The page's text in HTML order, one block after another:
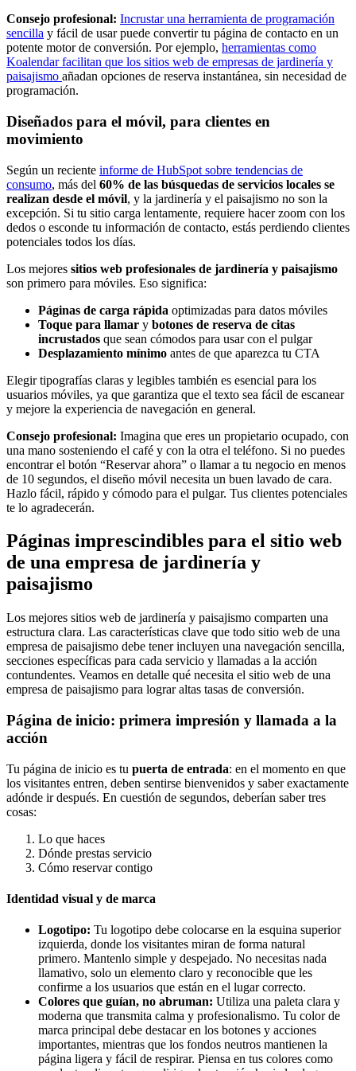
Consejo profesional: Incrustar una herramienta de programación
sencilla y fácil de usar puede convertir tu página de contacto en un
potente motor de conversión. Por ejemplo, herramientas como
Koalendar facilitan que los sitios web de empresas de jardinería y
paisajismo añadan opciones de reserva instantánea, sin necesidad de
programación.
Diseñados para el móvil, para clientes en
movimiento
Según un reciente informe de HubSpot sobre tendencias de
consumo, más del 60% de las búsquedas de servicios locales se
realizan desde el móvil, y la jardinería y el paisajismo no son la
excepción. Si tu sitio carga lentamente, requiere hacer zoom con los
dedos o esconde tu información de contacto, estás perdiendo clientes
potenciales todos los días.
Los mejores sitios web profesionales de jardinería y paisajismo
son primero para móviles. Eso significa:
Páginas de carga rápida optimizadas para datos móviles
Toque para llamar y botones de reserva de citas
incrustados que sean cómodos para usar con el pulgar
Desplazamiento mínimo antes de que aparezca tu CTA
Elegir tipografías claras y legibles también es esencial para los
usuarios móviles, ya que garantiza que el texto sea fácil de escanear
y mejore la experiencia de navegación en general.
Consejo profesional: Imagina que eres un propietario ocupado, con
una mano sosteniendo el café y con la otra el teléfono. Si no puedes
encontrar el botón “Reservar ahora” o llamar a tu negocio en menos
de 10 segundos, el diseño móvil necesita un buen lavado de cara.
Hazlo fácil, rápido y cómodo para el pulgar. Tus clientes potenciales
te lo agradecerán.
Páginas imprescindibles para el sitio web
de una empresa de jardinería y
paisajismo
Los mejores sitios web de jardinería y paisajismo comparten una
estructura clara. Las características clave que todo sitio web de una
empresa de paisajismo debe tener incluyen una navegación sencilla,
secciones específicas para cada servicio y llamadas a la acción
contundentes. Veamos en detalle qué necesita el sitio web de una
empresa de paisajismo para lograr altas tasas de conversión.
Página de inicio: primera impresión y llamada a la
acción
Tu página de inicio es tu puerta de entrada: en el momento en que
los visitantes entren, deben sentirse bienvenidos y saber exactamente
adónde ir después. En cuestión de segundos, deberían saber tres
cosas:
Lo que haces
Dónde prestas servicio
Cómo reservar contigo
Identidad visual y de marca
Logotipo: Tu logotipo debe colocarse en la esquina superior
izquierda, donde los visitantes miran de forma natural
primero. Mantenlo simple y despejado. No necesitas nada
llamativo, solo un elemento claro y reconocible que les
confirme a los usuarios que están en el lugar correcto.
Colores que guían, no abruman: Utiliza una paleta clara y
moderna que transmita calma y profesionalismo. Tu color de
marca principal debe destacar en los botones y acciones
importantes, mientras que los fondos neutros mantienen la
página ligera y fácil de respirar. Piensa en tus colores como